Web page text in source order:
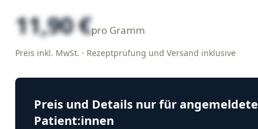
11,90 €pro Gramm
Preis inkl. MwSt. · Rezeptprüfung und Versand inklusive
Preis und Details nur für angemeldete
Patient:innen